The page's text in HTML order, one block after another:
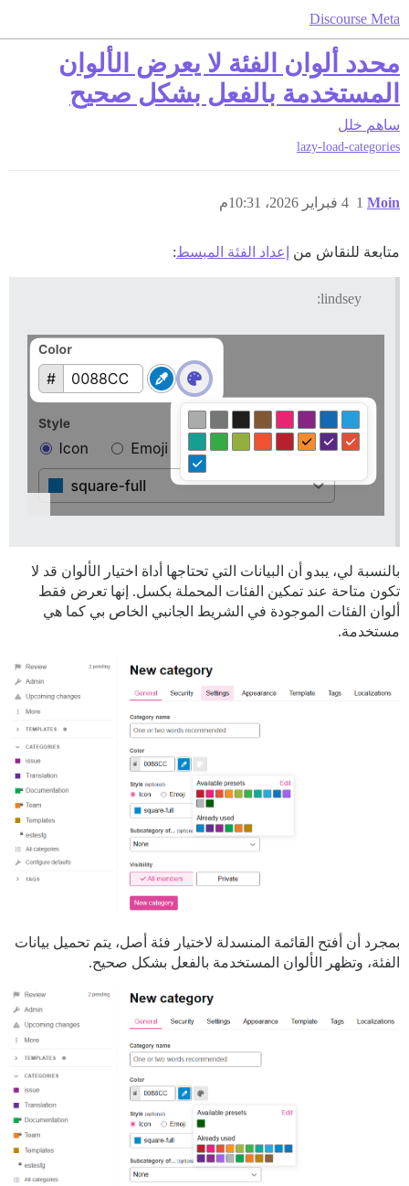
Discourse Meta
محدد ألوان الفئة لا يعرض الألوان
المستخدمة بالفعل بشكل صحيح
ساهم خلل
lazy-load-categories
Moin 4 فبراير 2026، 10:31م 1
متابعة للنقاش من إعداد الفئة المبسط:
lindsey:
بالنسبة لي، يبدو أن البيانات التي تحتاجها أداة اختيار الألوان قد لا
تكون متاحة عند تمكين الفئات المحملة بكسل. إنها تعرض فقط
ألوان الفئات الموجودة في الشريط الجانبي الخاص بي كما هي
مستخدمة.
بمجرد أن أفتح القائمة المنسدلة لاختيار فئة أصل، يتم تحميل بيانات
الفئة، وتظهر الألوان المستخدمة بالفعل بشكل صحيح.